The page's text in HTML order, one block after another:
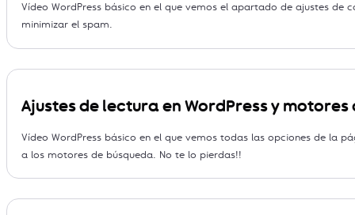
Vídeo WordPress básico en el que vemos el apartado de ajustes
minimizar el spam.
Ajustes de lectura en WordPress y motores
Vídeo WordPress básico en el que vemos todas las opciones de la
a los motores de búsqueda. No te lo pierdas!!